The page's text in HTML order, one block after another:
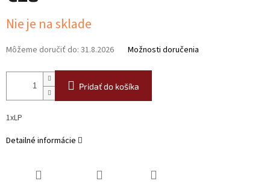
cena:
Nie je na sklade
Môžeme doručiť do: 31.8.2026 Možnosti doručenia
Pridať do košíka
1xLP
Detailné informácie